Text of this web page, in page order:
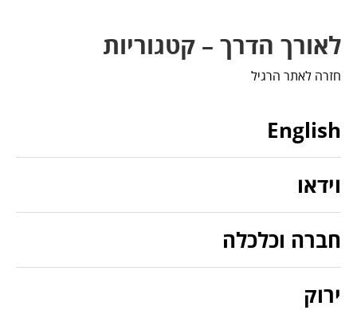
לאורך הדרך – קטגוריות
חזרה לאתר הרגיל
English
וידאו
חברה וכלכלה
ירוק